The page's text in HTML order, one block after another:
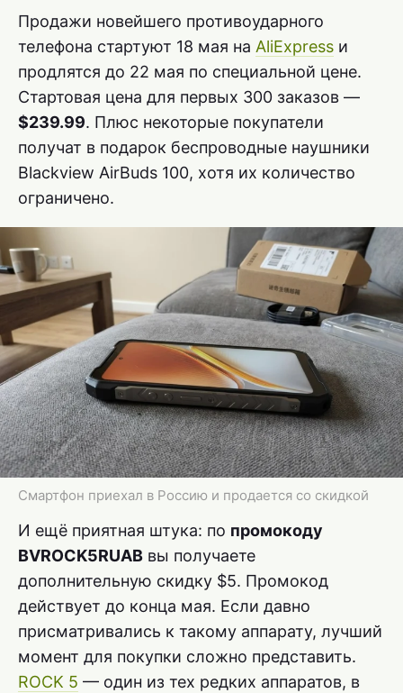
Продажи новейшего противоударного
телефона стартуют 18 мая на AliExpress и
продлятся до 22 мая по специальной цене.
Стартовая цена для первых 300 заказов —
$239.99. Плюс некоторые покупатели
получат в подарок беспроводные наушники
Blackview AirBuds 100, хотя их количество
ограничено.
Смартфон приехал в Россию и продается со скидкой
И ещё приятная штука: по промокоду
BVROCK5RUAB вы получаете
дополнительную скидку $5. Промокод
действует до конца мая. Если давно
присматривались к такому аппарату, лучший
момент для покупки сложно представить.
ROCK 5 — один из тех редких аппаратов, в